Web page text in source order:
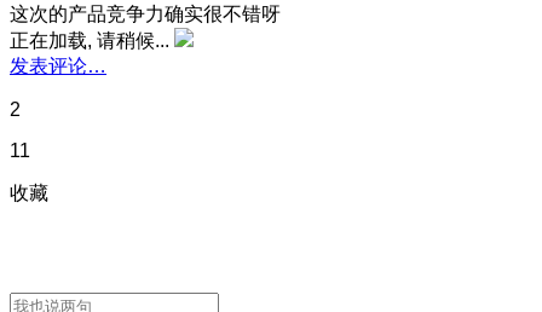
这次的产品竞争力确实很不错呀
正在加载, 请稍候...
发表评论…
2
11
收藏